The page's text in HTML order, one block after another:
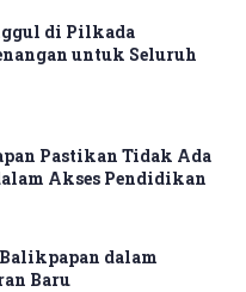
di Pilkada
untuk Seluruh
Pastikan Tidak Ada
Akses Pendidikan
dalam
Baru